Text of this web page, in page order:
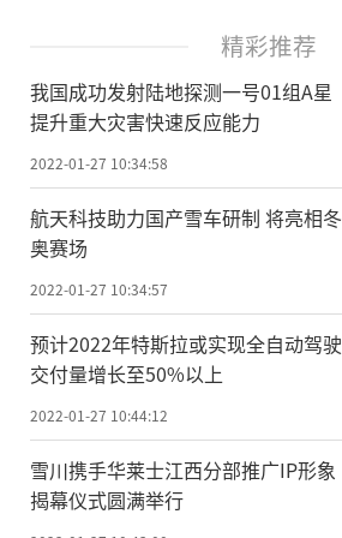
精彩推荐
我国成功发射陆地探测一号01组A星
提升重大灾害快速反应能力
2022-01-27 10:34:58
航天科技助力国产雪车研制 将亮相冬
奥赛场
2022-01-27 10:34:57
预计2022年特斯拉或实现全自动驾驶
交付量增长至50%以上
2022-01-27 10:44:12
雪川携手华莱士江西分部推广IP形象
揭幕仪式圆满举行